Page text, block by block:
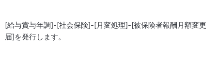
[給与賞与年調]-[社会保険]-[月変処理]-[被保険者報酬月額変更
届]を発行します。